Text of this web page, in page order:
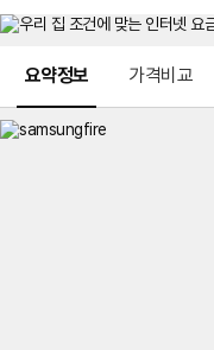
요약정보 가격비교